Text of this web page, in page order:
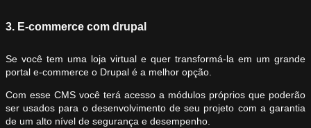
3. E-commerce com drupal
Se você tem uma loja virtual e quer transformá-la em um grande
portal e-commerce o Drupal é a melhor opção.
Com esse CMS você terá acesso a módulos próprios que poderão
ser usados para o desenvolvimento de seu projeto com a garantia
de um alto nível de segurança e desempenho.